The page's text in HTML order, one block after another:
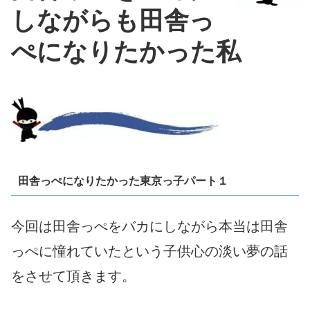
しながらも田舎っ
ぺになりたかった私
田舎っぺになりたかった東京っ子パート１
今回は田舎っぺをバカにしながら本当は田舎
っぺに憧れていたという子供心の淡い夢の話
をさせて頂きます。